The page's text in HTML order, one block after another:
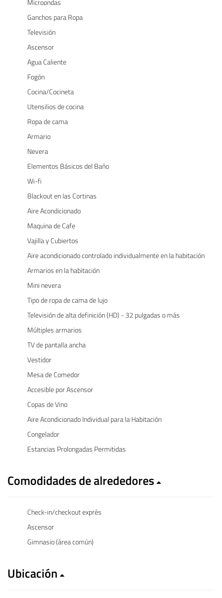
Ganchos para Ropa
Televisión
Ascensor
Agua Caliente
Fogón
Cocina/Cocineta
Utensilios de cocina
Ropa de cama
Armario
Nevera
Elementos Básicos del Baño
Wi-fi
Blackout en las Cortinas
Aire Acondicionado
Maquina de Cafe
Vajilla y Cubiertos
Aire acondicionado controlado individualmente en la habitación
Armarios en la habitación
Mini nevera
Tipo de ropa de cama de lujo
Televisión de alta definición (HD) - 32 pulgadas o más
Múltiples armarios
TV de pantalla ancha
Vestidor
Mesa de Comedor
Accesible por Ascensor
Copas de Vino
Aire Acondicionado Individual para la Habitación
Congelador
Estancias Prolongadas Permitidas
Comodidades de alrededores
Check-in/checkout exprés
Ascensor
Gimnasio (área común)
Ubicación